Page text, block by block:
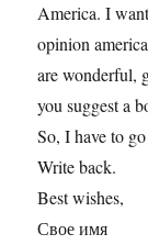
America. I
opinion
are wonderful,
you suggest a
So, I have to
Write back.
Best wishes,
Свое имя